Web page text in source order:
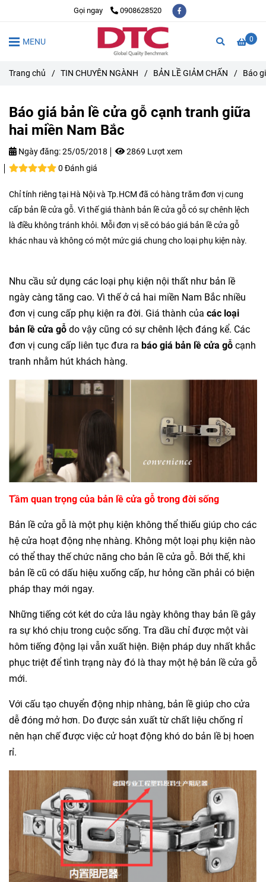
Gọi ngay 0908628520
0
MENU
Trang chủ / TIN CHUYÊN NGÀNH / BẢN LỀ GIẢM CHẤN / Báo
Báo giá bản lề cửa gỗ cạnh tranh giữa
hai miền Nam Bắc
Ngày đăng:25/05/2018
2869 Lượt xem
0 Đánh giá
Chỉ tính riêng tại Hà Nội và Tp.HCM đã có hàng trăm đơn vị cung
cấp bản lề cửa gỗ. Vì thế giá thành bản lề cửa gỗ có sự chênh lệch
là điều không tránh khỏi. Mỗi đơn vị sẽ có báo giá bản lề cửa gỗ
khác nhau và không có một mức giá chung cho loại phụ kiện này.
Nhu cầu sử dụng các loại phụ kiện nội thất như bản lề
ngày càng tăng cao. Vì thế ở cả hai miền Nam Bắc nhiều
đơn vị cung cấp phụ kiện ra đời. Giá thành của các loại
bản lề cửa gỗ do vậy cũng có sự chênh lệch đáng kể. Các
đơn vị cung cấp liên tục đưa ra báo giá bản lề cửa gỗ cạnh
tranh nhằm hút khách hàng.
Tầm quan trọng của bản lề cửa gỗ trong đời sống
Bản lề cửa gỗ là một phụ kiện không thể thiếu giúp cho các
hệ cửa hoạt động nhẹ nhàng. Không một loại phụ kiện nào
có thể thay thế chức năng cho bản lề cửa gỗ. Bởi thế, khi
bản lề cũ có dấu hiệu xuống cấp, hư hỏng cần phải có biện
pháp thay mới ngay.
Những tiếng cót két do cửa lâu ngày không thay bản lề gây
ra sự khó chịu trong cuộc sống. Tra dầu chỉ được một vài
hôm tiếng động lại vẫn xuất hiện. Biện pháp duy nhất khắc
phục triệt để tình trạng này đó là thay một hệ bản lề cửa gỗ
mới.
Với cấu tạo chuyển động nhịp nhàng, bản lề giúp cho cửa
dễ đóng mở hơn. Do được sản xuất từ chất liệu chống rỉ
nên hạn chế được việc cử hoạt động khó do bản lề bị hoen
rỉ.